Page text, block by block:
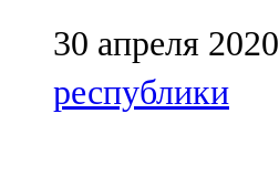
Кама тамагы
71,51 FM
Кукмара
30 апреля 2020
республики